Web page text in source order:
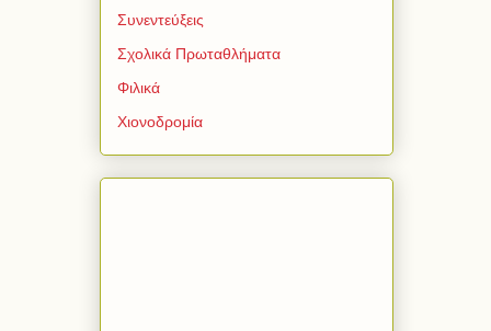
Συνεντεύξεις
Σχολικά Πρωταθλήματα
Φιλικά
Χιονοδρομία